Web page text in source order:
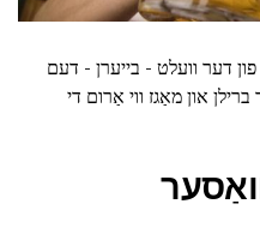
דער וועלט - בייערן - דעם
און מאַגז ווי אַרום די